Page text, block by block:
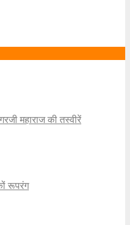
महाराज की तस्वीरें
रूपरंग